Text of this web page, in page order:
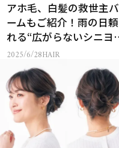
アホ毛、白髪の救世主バ
ームもご紹介！雨の日頼
れる“広がらないシニヨ
ン”の作り方
2025/6/28HAIR